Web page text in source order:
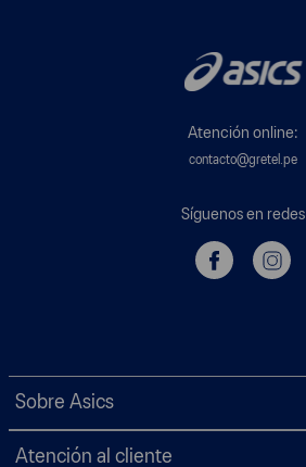
Atención online:
contacto@gretel.pe
Síguenos en redes
Sobre Asics
Atención al cliente